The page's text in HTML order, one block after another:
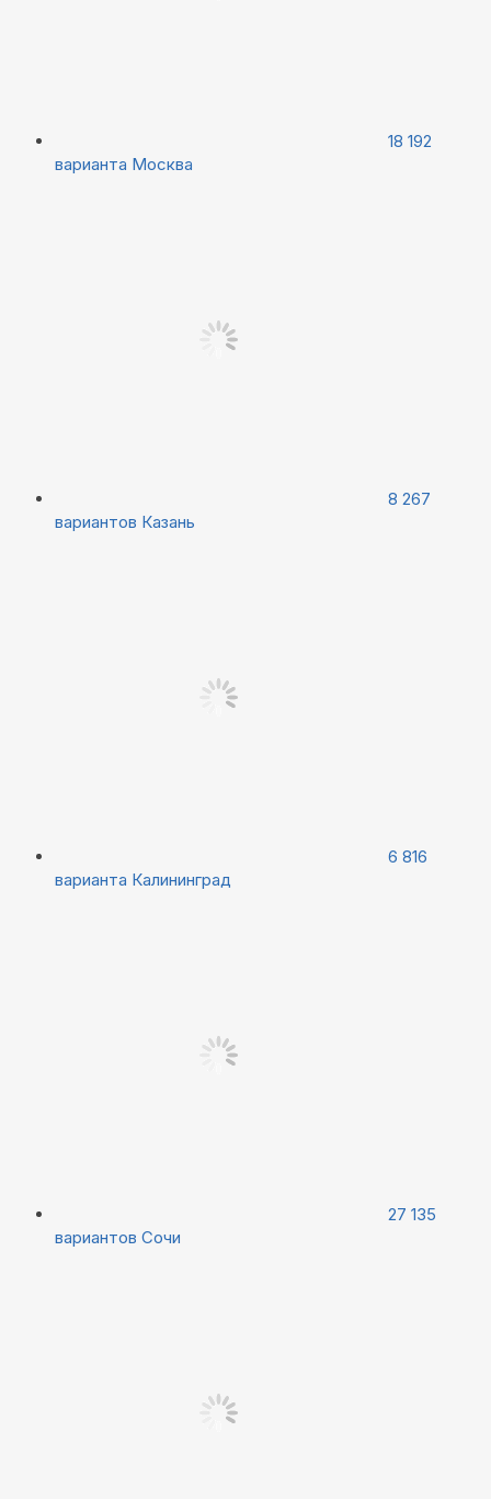
18 192
варианта Москва
8 267
вариантов Казань
6 816
варианта Калининград
27 135
вариантов Сочи